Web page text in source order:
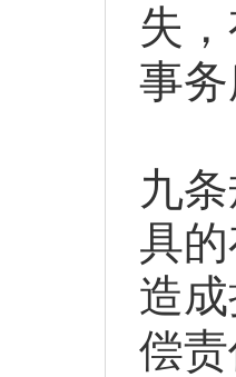
失
事
《
九条
具
造
偿